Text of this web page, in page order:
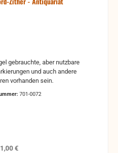
und auch andere
701-0072
Regulärer Preis:
1,00 €